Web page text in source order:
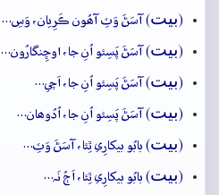
(بيت) آسَڻَ وَٽِ آھُون ڪَرِيان، وَسِ…
(بيت) آسَڻَ پَسِئو اُنِ جا، اوڇِنگارُون…
(بيت) آسَڻَ پَسِئو اُنِ جا، اَچي…
(بيت) آسَڻَ پَسِئو اُنِ جا، اُدُوھان…
(بيت) بابُو بيکارِي ٿِئا، آسَڻَ وَٽِ…
(بيت) بابُو بيکارِي ٿِئا، اَڄُ نَہ…